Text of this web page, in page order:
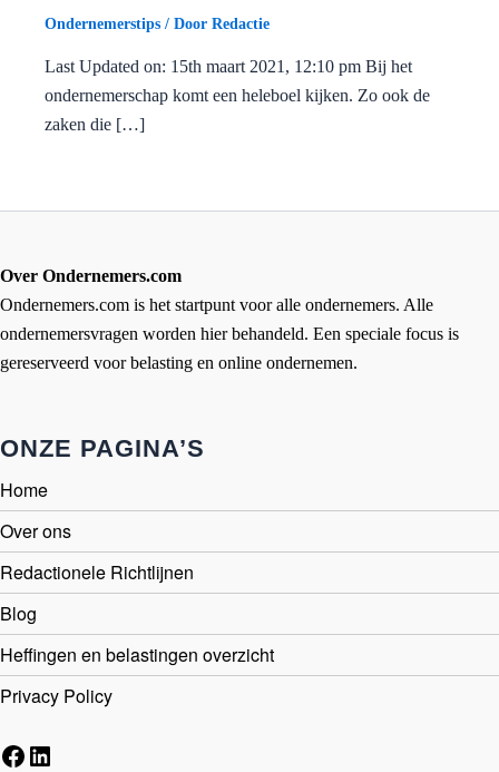
Ondernemerstips / Door Redactie
Last Updated on: 15th maart 2021, 12:10 pm Bij het
ondernemerschap komt een heleboel kijken. Zo ook de
zaken die […]
Over Ondernemers.com
Ondernemers.com is het startpunt voor alle ondernemers. Alle
ondernemersvragen worden hier behandeld. Een speciale focus is
gereserveerd voor belasting en online ondernemen.
ONZE PAGINA’S
Home
Over ons
Redactionele Richtlijnen
Blog
Heffingen en belastingen overzicht
Privacy Policy
Facebook
LinkedIn